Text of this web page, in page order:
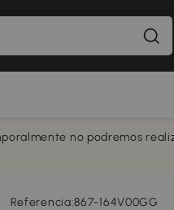
no podremos
Referencia:867-164V00GG